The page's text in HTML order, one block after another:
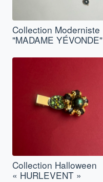
Collection Moderniste
"MADAME YÉVONDE"
Collection Halloween
« HURLEVENT »